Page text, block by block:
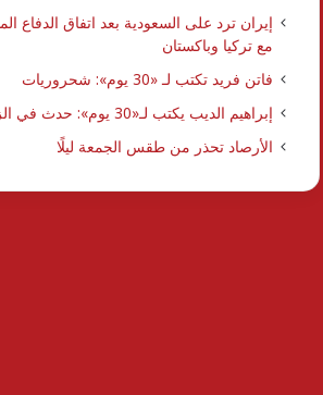
إيران ترد على السعودية بعد اتفاق الدفاع
مع تركيا وباكستان
فاتن فريد تكتب لـ «30 يوم»: شحروريات
إبراهيم الديب يكتب لـ«30 يوم»: حدث في الزمالك
الأرصاد تحذر من طقس الجمعة ليلًا